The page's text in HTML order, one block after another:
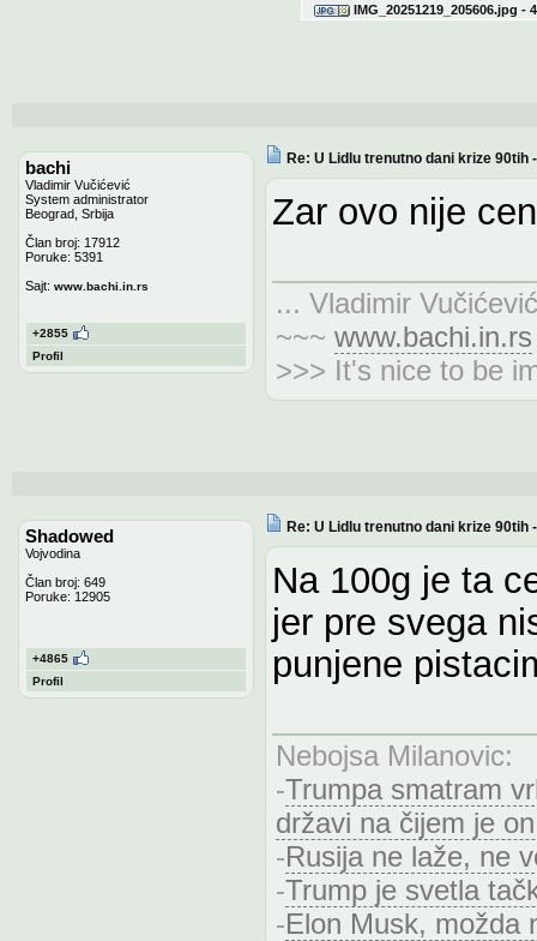
IMG_20251219_205606.jpg -
bachi
Vladimir Vučićević
System administrator
Beograd, Srbija
Član broj: 17912
Poruke: 5391
Sajt: www.bachi.in.rs
+2855
Profil
Re: U Lidlu trenutno dani krize 90tih
Zar ovo nije
... Vladimir
~~~ www.bachi.in.rs
>>> It's nice to be
Shadowed
Vojvodina
Član broj: 649
Poruke: 12905
+4865
Profil
Re: U Lidlu trenutno dani krize 90tih
Na 100g je ta
jer pre svega
punjene
Nebojsa Milanovic:
-Trumpa smatram
državi na čijem je
-Rusija ne laže, ne
-Trump je svetla
-Elon Musk, možda